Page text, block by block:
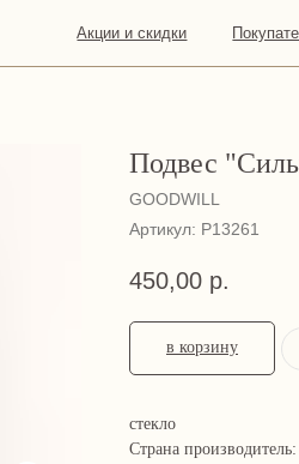
Акции и скидки Покупателям О
нас
Подвес
GOODWILL
Артикул: P13261
450,00 р.
в корзину
стекло
Страна